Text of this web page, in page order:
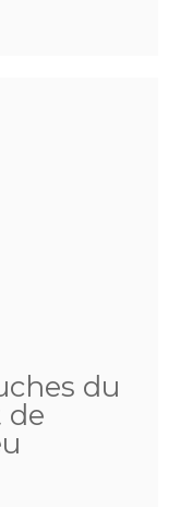
du
de